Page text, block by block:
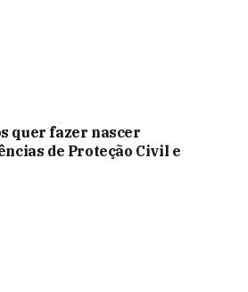
quer fazer nascer
de Proteção Civil e